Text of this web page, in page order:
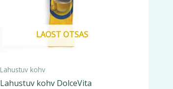
LAOST OTSAS
Lahustuv kohv
Lahustuv kohv DolceVita